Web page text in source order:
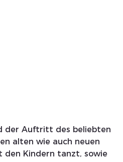
der Auftritt des beliebten
alten wie auch neuen
den Kindern tanzt, sowie